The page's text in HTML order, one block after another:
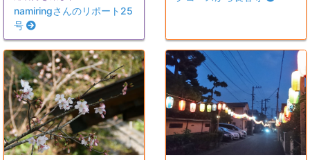
namiringさんのリポート25
号